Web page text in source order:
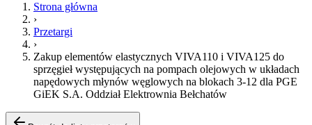
Strona główna
›
Przetargi
›
Zakup elementów elastycznych VIVA110 i VIVA125 do
sprzęgieł występujących na pompach olejowych w układach
napędowych młynów węglowych na blokach 3-12 dla PGE
GiEK S.A. Oddział Elektrownia Bełchatów